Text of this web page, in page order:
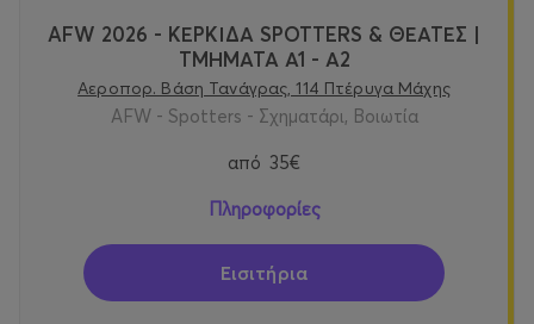
AFW 2026 - ΚΕΡΚΙΔΑ SPOTTERS & ΘΕΑΤΕΣ |
ΤΜΗΜΑΤΑ Α1 - Α2
Αεροπορ. Βάση Τανάγρας, 114 Πτέρυγα Μάχης
AFW - Spotters - Σχηματάρι, Βοιωτία
από 35€
Πληροφορίες
Εισιτήρια